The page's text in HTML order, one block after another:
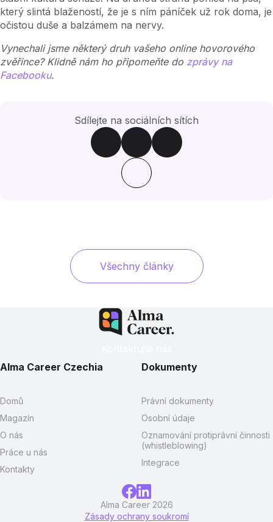
který slintá blažeností, že je s ním páníček už rok doma, je
očistou duše a balzámem na nervy.
Vynechali jsme některý druh vašeho online hovorového
zvěřince? Klidně nám ho připomeňte do zprávy na
Facebooku.
Sdílejte na sociálních sítích
Všechny články
Alma Career Czechia
Domů
Magazín
O nás
Práce u nás
Kontakty
Dokumenty
Právní dokumenty
Osobní údaje
Oznamování protiprávní činnosti
(whistleblowing)
Integrace
Alma Career 2026
Zásady ochrany soukromí